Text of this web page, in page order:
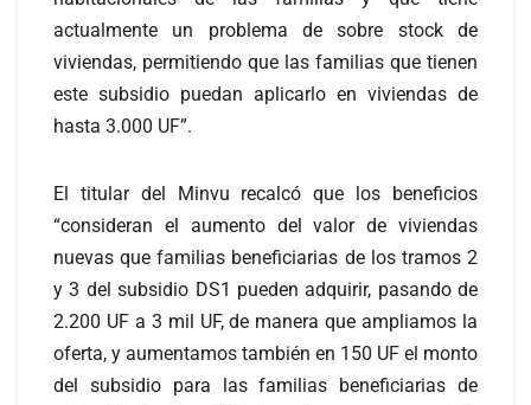
actualmente un problema de sobre stock de
viviendas, permitiendo que las familias que tienen
este subsidio puedan aplicarlo en viviendas de
hasta 3.000 UF”.
El titular del Minvu recalcó que los beneficios
“consideran el aumento del valor de viviendas
nuevas que familias beneficiarias de los tramos 2
y 3 del subsidio DS1 pueden adquirir, pasando de
2.200 UF a 3 mil UF, de manera que ampliamos la
oferta, y aumentamos también en 150 UF el monto
del subsidio para las familias beneficiarias de